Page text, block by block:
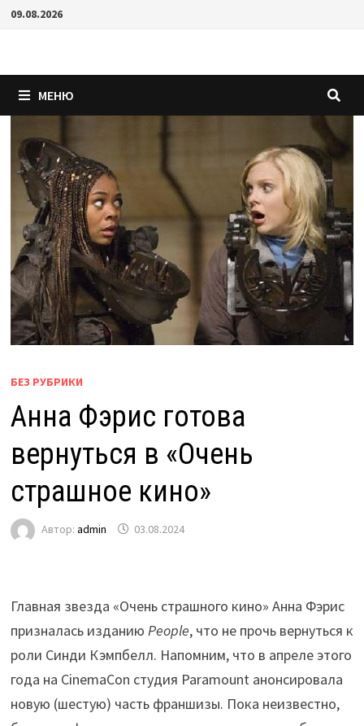
Перейти
09.08.2026
МЕНЮ
БЕЗ РУБРИКИ
Анна Фэрис готова
вернуться в «Очень
страшное кино»
Автор: admin 03.08.2024
Главная звезда «Очень страшного кино» Анна Фэрис
призналась изданию People, что не прочь вернуться к
роли Синди Кэмпбелл. Напомним, что в апреле этого
года на CinemaCon студия Paramount анонсировала
новую (шестую) часть франшизы. Пока неизвестно,